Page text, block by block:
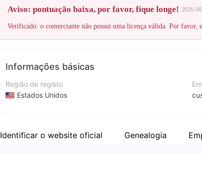
Aviso: pontuação baixa, por favor, fique longe! 2026-
Verificado: o comerciante não possui uma licença válida. Por favor,
Informações básicas
Região de registo
Estados Unidos
Empresa
Identificar o website oficial Genealogia